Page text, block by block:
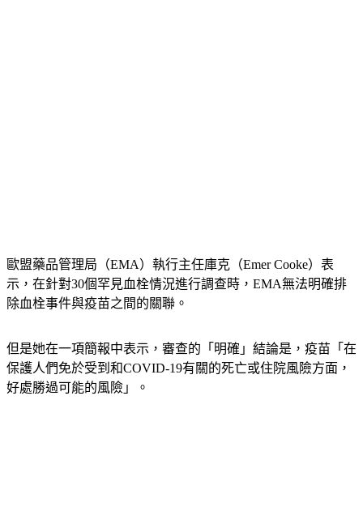
歐盟藥品管理局（EMA）執行主任庫克（Emer Cooke）表
示，在針對30個罕見血栓情況進行調查時，EMA無法明確排
除血栓事件與疫苗之間的關聯。
但是她在一項簡報中表示，審查的「明確」結論是，疫苗「在
保護人們免於受到和COVID-19有關的死亡或住院風險方面，
好處勝過可能的風險」。